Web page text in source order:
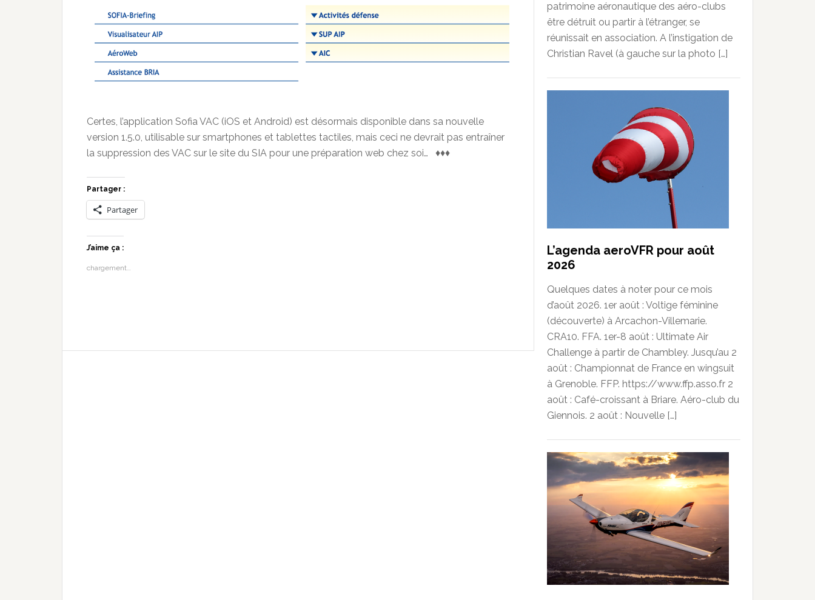
Certes, l’application Sofia VAC (iOS et Android) est désormais disponible dans sa nouvelle
version 1.5.0, utilisable sur smartphones et tablettes tactiles, mais ceci ne devrait pas entraîner
la suppression des VAC sur le site du SIA pour une préparation web chez soi… ♦♦♦
Partager :
Partager
J’aime ça :
chargement…
patrimoine aéronautique des aéro-clubs
être détruit ou partir à l’étranger, se
réunissait en association. A l’instigation de
Christian Ravel (à gauche sur la photo […]
L’agenda aeroVFR pour août
2026
Quelques dates à noter pour ce mois
d’août 2026. 1er août : Voltige féminine
(découverte) à Arcachon-Villemarie.
CRA10. FFA. 1er-8 août : Ultimate Air
Challenge à partir de Chambley. Jusqu’au 2
août : Championnat de France en wingsuit
à Grenoble. FFP. https://www.ffp.asso.fr 2
août : Café-croissant à Briare. Aéro-club du
Giennois. 2 août : Nouvelle […]